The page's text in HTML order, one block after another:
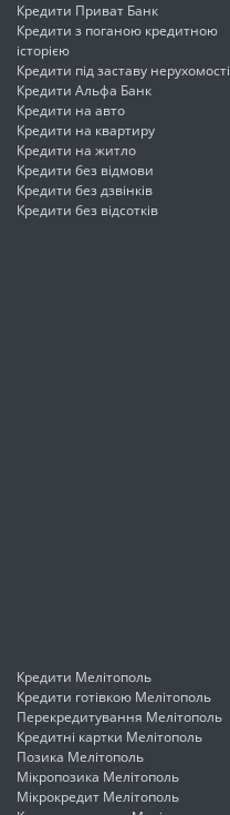
Кредити Приват Банк
Кредити з поганою кредитною
історією
Кредити під заставу нерухомості
Кредити Альфа Банк
Кредити на авто
Кредити на квартиру
Кредити на житло
Кредити без відмови
Кредити без дзвінків
Кредити без відсотків
Кредити Мелітополь
Кредити готівкою Мелітополь
Перекредитування Мелітополь
Кредитні картки Мелітополь
Позика Мелітополь
Мікропозика Мелітополь
Мікрокредит Мелітополь